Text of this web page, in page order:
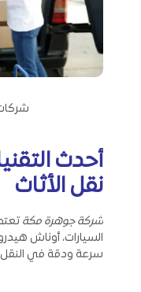
أحدث
نقل الأثاث
شركة جوهرة مكة
السيارات، أوناش
سرعة ودقة في